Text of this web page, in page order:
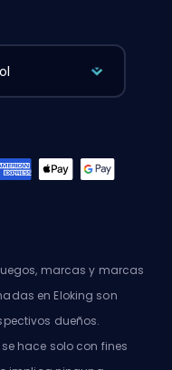
marcas y marcas
en Eloking son
dueños.
hace solo con fines